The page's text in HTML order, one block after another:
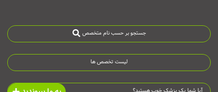
جستجو بر حسب نام متخصص
لیست تخصص ها